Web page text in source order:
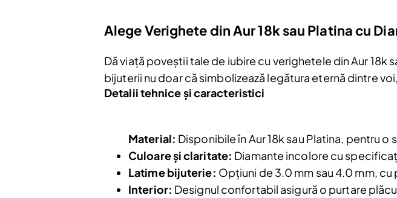
Alege Verighete din Aur 18k sau Platina cu
Dă viață poveștii tale de iubire cu verighetele din Aur 18k
bijuterii nu doar că simbolizează legătura eternă dintre
Detalii tehnice și caracteristici
Material: Disponibile în Aur 18k sau Platina, pentru
Culoare și claritate: Diamante incolore cu
Latime bijuterie: Opțiuni de 3.0 mm sau 4.0 mm,
Interior: Designul confortabil asigură o purtare